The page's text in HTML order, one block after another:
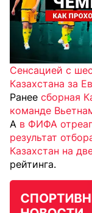
Сенсацией с
Казахстана за
Ранее сборная
команде
А в ФИФА
результат
Казахстан на
рейтинга.